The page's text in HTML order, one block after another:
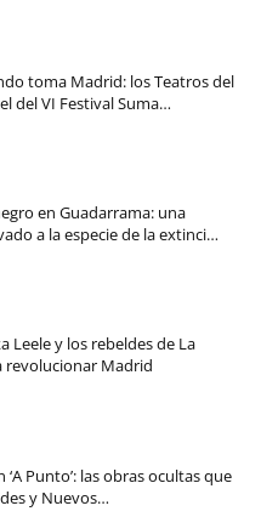
toma Madrid: los Teatros del
del VI Festival Suma…
en Guadarrama: una
a la especie de la extinci…
Leele y los rebeldes de La
revolucionar Madrid
Punto’: las obras ocultas que
y Nuevos…